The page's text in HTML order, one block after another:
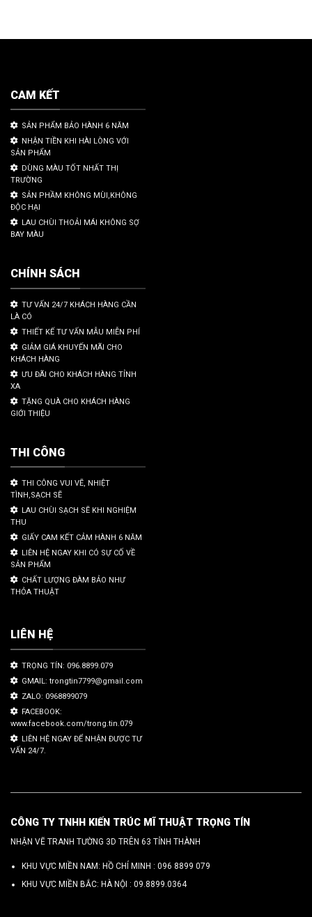
CAM KẾT
SẢN PHẨM BẢO HÀNH 6 NĂM
NHẬN TIỀN KHI HÀI LÒNG VỚI
SẢN PHẨM
DÙNG MÀU TỐT NHẤT THỊ
TRƯỜNG
SẢN PHẦM KHÔNG MÙI,KHÔNG
ĐỘC HẠI
LAU CHÙI THOẢI MÁI KHÔNG SỢ
BAY MÀU
CHÍNH SÁCH
TƯ VẤN 24/7 KHÁCH HÀNG CẦN
LÀ CÓ
THIẾT KẾ TƯ VẤN MẪU MIỄN PHÍ
GIẢM GIÁ KHUYẾN MÃI CHO
KHÁCH HÀNG
ƯU ĐÃI CHO KHÁCH HÀNG TỈNH
XA
TẶNG QUÀ CHO KHÁCH HÀNG
GIỚI THIỆU
THI CÔNG
THI CÔNG VUI VẼ, NHIỆT
TÌNH,SẠCH SẼ
LAU CHÙI SẠCH SẼ KHI NGHIỆM
THU
GIẤY CAM KẾT CẢM HÀNH 6 NĂM
LIÊN HỆ NGAY KHI CÓ SỰ CỐ VỀ
SẢN PHẨM
CHẤT LƯỢNG ĐÀM BẢO NHƯ
THỎA THUẬT
LIÊN HỆ
TRỌNG TÍN: 096.8899.079
GMAIL: trongtin7799@gmail.com
ZALO: 0968899079
FACEBOOK:
www.facebook.com/trong.tin.079
LIÊN HỆ NGAY ĐỂ NHẬN ĐƯỢC TƯ
VẤN 24/7.
CÔNG TY TNHH KIẾN TRÚC MĨ THUẬT TRỌNG TÍN
NHẬN VẼ TRANH TƯỜNG 3D TRÊN 63 TỈNH THÀNH
KHU VỰC MIỀN NAM: HỒ CHÍ MINH : 096 8899 079
KHU VỰC MIỀN BẮC: HÀ NỘI : 09.8899.0364